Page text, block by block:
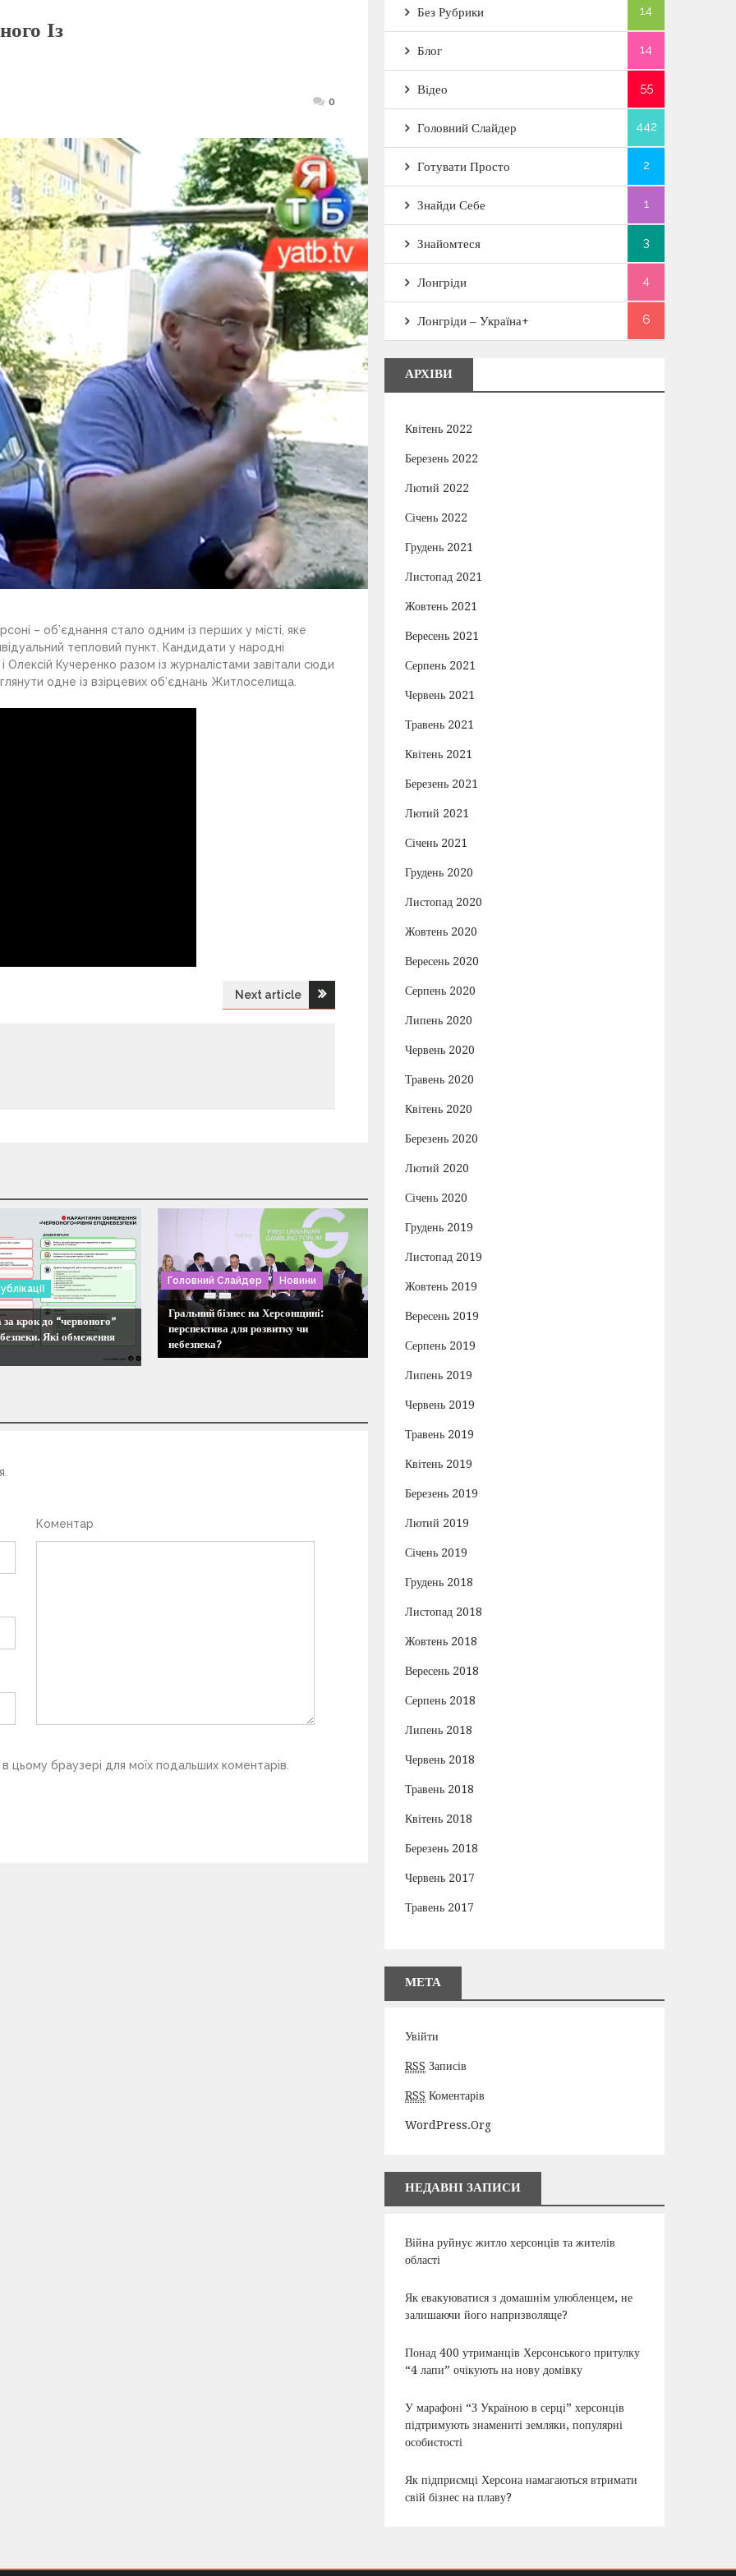
Із
0
– об’єднання стало одним із перших у місті, яке
тепловий пункт. Кандидати у народні
Кучеренко разом із журналістами завітали сюди
одне із взірцевих об’єднань Житлоселища.
Next article
крок до “червоного”
Які обмеження
Головний Слайдер Новини
Гральний бізнес на Херсонщині:
перспектива для розвитку чи
небезпека?
Коментар
цьому браузері для моїх подальших коментарів.
Без Рубрики 14
Блог 14
Відео 55
Головний Слайдер 442
Готувати Просто 2
Знайди Себе 1
Знайомтеся 3
Лонгріди 4
Лонгріди – Україна+ 6
АРХІВИ
Квітень 2022
Березень 2022
Лютий 2022
Січень 2022
Грудень 2021
Листопад 2021
Жовтень 2021
Вересень 2021
Серпень 2021
Червень 2021
Травень 2021
Квітень 2021
Березень 2021
Лютий 2021
Січень 2021
Грудень 2020
Листопад 2020
Жовтень 2020
Вересень 2020
Серпень 2020
Липень 2020
Червень 2020
Травень 2020
Квітень 2020
Березень 2020
Лютий 2020
Січень 2020
Грудень 2019
Листопад 2019
Жовтень 2019
Вересень 2019
Серпень 2019
Липень 2019
Червень 2019
Травень 2019
Квітень 2019
Березень 2019
Лютий 2019
Січень 2019
Грудень 2018
Листопад 2018
Жовтень 2018
Вересень 2018
Серпень 2018
Липень 2018
Червень 2018
Травень 2018
Квітень 2018
Березень 2018
Червень 2017
Травень 2017
МЕТА
Увійти
RSS Записів
RSS Коментарів
WordPress.org
НЕДАВНІ ЗАПИСИ
Війна руйнує житло херсонців та жителів
області
Як евакуюватися з домашнім улюбленцем, не
залишаючи його напризволяще?
Понад 400 утриманців Херсонського притулку
“4 лапи” очікують на нову домівку
У марафоні “З Україною в серці” херсонців
підтримують знамениті земляки, популярні
особистості
Як підприємці Херсона намагаються втримати
свій бізнес на плаву?